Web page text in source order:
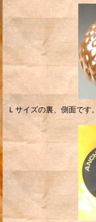
Ｌサイズの裏、側面です